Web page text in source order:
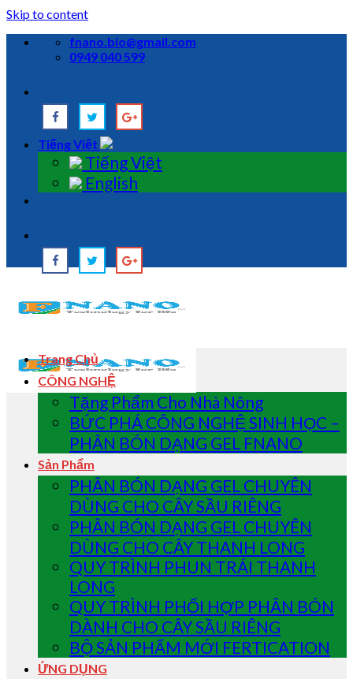
Skip to content
fnano.bio@gmail.com
0949 040 599
Tiếng Việt
Tiếng Việt
English
Trang Chủ
CÔNG NGHỆ
Tặng Phẩm Cho Nhà Nông
BỨC PHÁ CÔNG NGHỆ SINH HỌC –
PHÂN BÓN DẠNG GEL FNANO
Sản Phẩm
PHÂN BÓN DẠNG GEL CHUYÊN
DÙNG CHO CÂY SẦU RIÊNG
PHÂN BÓN DẠNG GEL CHUYÊN
DÙNG CHO CÂY THANH LONG
QUY TRÌNH PHUN TRÁI THANH
LONG
QUY TRÌNH PHỐI HỢP PHÂN BÓN
DÀNH CHO CÂY SẦU RIÊNG
BỘ SẢN PHẨM MỚI FERTICATION
ỨNG DỤNG